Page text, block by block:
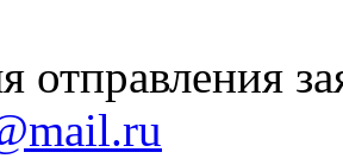
отправления